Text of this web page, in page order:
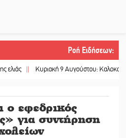
Ροή Ειδήσεων:
Κυριακή 9 Αυγούστου: Καλοκαιρινό Pool
ο εφεδρικός
για συντήρηση